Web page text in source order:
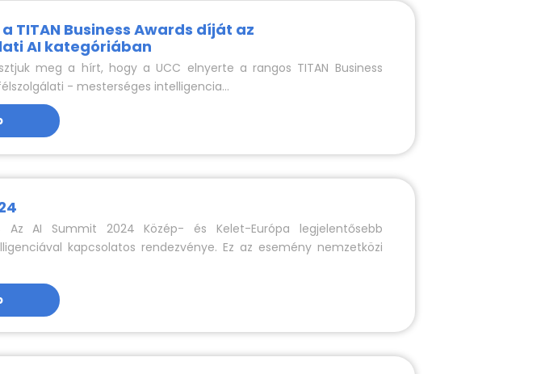
TITAN Business Awards díját az
AI kategóriában
meg a hírt, hogy a UCC elnyerte a rangos TITAN Business
- mesterséges intelligencia...
AI Summit 2024 Közép- és Kelet-Európa legjelentősebb
kapcsolatos rendezvénye. Ez az esemény nemzetközi